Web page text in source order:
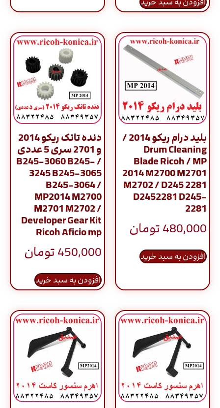
بلید درام ریکو 2014 /
Drum Cleaning
Blade Ricoh / MP
2014 M2700 M2701
M2702 / D245 2281
D2452281 D245-
2281
480,000تومان
افزودن به سبد خرید
دنده تانک ریکو 2014
و 2701 سری 5 عددی
/ B245-3060 B245-
3245 B245-3065
B245-3064 /
MP2014 M2700
M2701 M2702 /
Developer Gear Kit
Ricoh Aficio mp
450,000تومان
افزودن به سبد خرید